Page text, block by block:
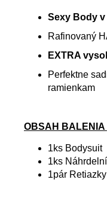
Sexy Body v
Rafinovaný
EXTRA
Perfektne
ramienkam
OBSAH BALENIA
1ks Bodysuit
1ks
1pár